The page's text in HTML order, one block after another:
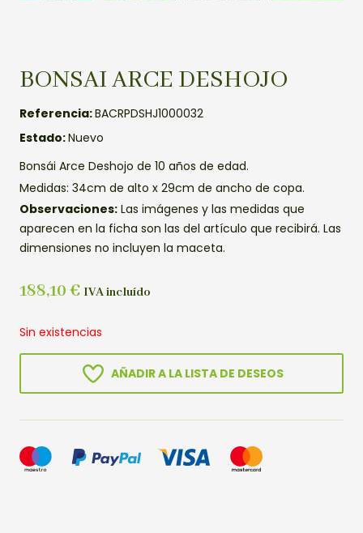
BONSAI ARCE DESHOJO
Referencia:BACRPDSHJ1000032
Estado:Nuevo
Bonsái Arce Deshojo de 10 años de edad.
Medidas: 34cm de alto x 29cm de ancho de copa.
Observaciones: Las imágenes y las medidas que
aparecen en la ficha son las del artículo que recibirá. Las
dimensiones no incluyen la maceta.
188,10 € IVA incluído
Sin existencias
AÑADIR A LA LISTA DE DESEOS